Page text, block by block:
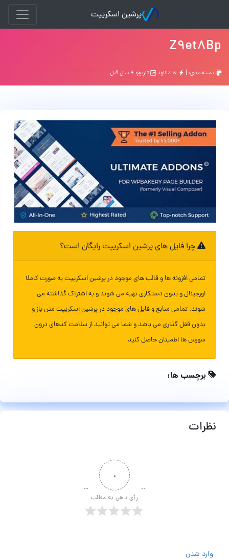
پرشین اسکریپت
Z9et8Bp
دسته بندی: | تاریخ: ۹ سال قبل
چرا فایل های پرشین اسکریپت رایگان است؟
تمامی افزونه ها و قالب های موجود در پرشین اسکریپت به صورت کاملا
اورجینال و بدون دستکاری تهیه می شوند و به اشتراک گذاشته می
شوند. تمامی منابع و فایل های موجود در پرشین اسکریپت متن باز و
بدون قفل گذاری می باشد و شما می توانید از سلامت کدهای درون
سورس ها اطمینان حاصل کنید
برچسب ها:
نظرات
۰
رأی دهی به مطلب
وارد شدن